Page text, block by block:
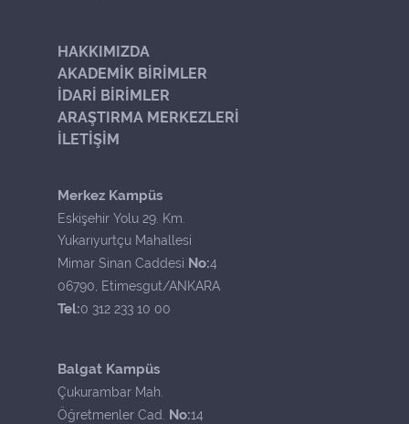
HAKKIMIZDA
AKADEMİK BİRİMLER
İDARİ BİRİMLER
ARAŞTIRMA MERKEZLERİ
İLETİŞİM
Merkez Kampüs
Eskişehir Yolu 29. Km.
Yukarıyurtçu Mahallesi
Mimar Sinan Caddesi No:4
06790, Etimesgut/ANKARA
Tel:0 312 233 10 00
Balgat Kampüs
Çukurambar Mah.
Öğretmenler Cad. No:14